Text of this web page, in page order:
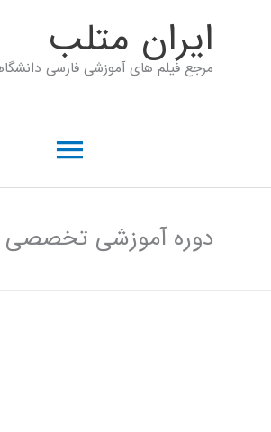
ايران متلب
مرجع فیلم های آموزشی فارسی
فهرست
دوره آموزشی